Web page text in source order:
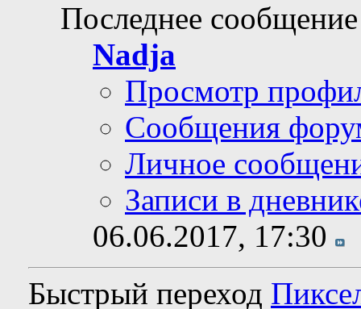
Последнее
Nadja
Просмотр
Сообщения
Личное
Записи в
06.06.2017, 17:30
Быстрый переход